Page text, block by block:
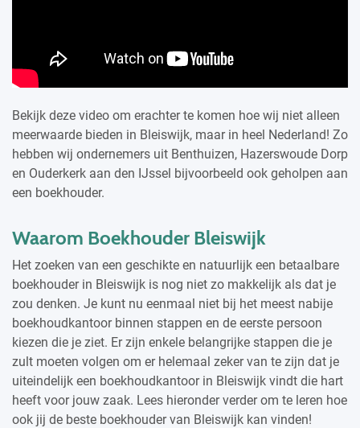
Bekijk deze video om erachter te komen hoe wij niet alleen
meerwaarde bieden in Bleiswijk, maar in heel Nederland! Zo
hebben wij ondernemers uit Benthuizen, Hazerswoude Dorp
en Ouderkerk aan den IJssel bijvoorbeeld ook geholpen aan
een boekhouder.
Waarom Boekhouder Bleiswijk
Het zoeken van een geschikte en natuurlijk een betaalbare
boekhouder in Bleiswijk is nog niet zo makkelijk als dat je
zou denken. Je kunt nu eenmaal niet bij het meest nabije
boekhoudkantoor binnen stappen en de eerste persoon
kiezen die je ziet. Er zijn enkele belangrijke stappen die je
zult moeten volgen om er helemaal zeker van te zijn dat je
uiteindelijk een boekhoudkantoor in Bleiswijk vindt die hart
heeft voor jouw zaak. Lees hieronder verder om te leren hoe
ook jij de beste boekhouder van Bleiswijk kan vinden!